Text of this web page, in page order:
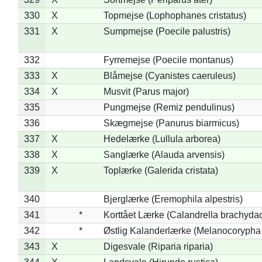
330
X
Topmejse (Lophophanes cristatus)
331
X Sumpmejse (Poecile palustris)
332
Fyrremejse (Poecile montanus)
333
X
Blåmejse (Cyanistes caeruleus)
334
X
Musvit (Parus major)
335
Pungmejse (Remiz pendulinus)
336
Skægmejse (Panurus biarmicus)
337
X
Hedelærke (Lullula arborea)
338
X
Sanglærke (Alauda arvensis)
339
X Toplærke (Galerida cristata)
340
Bjerglærke (Eremophila alpestris)
341
*
Korttået Lærke (Calandrella
342
*
Østlig Kalanderlærke (Melanocorypha
343
X
Digesvale (Riparia riparia)